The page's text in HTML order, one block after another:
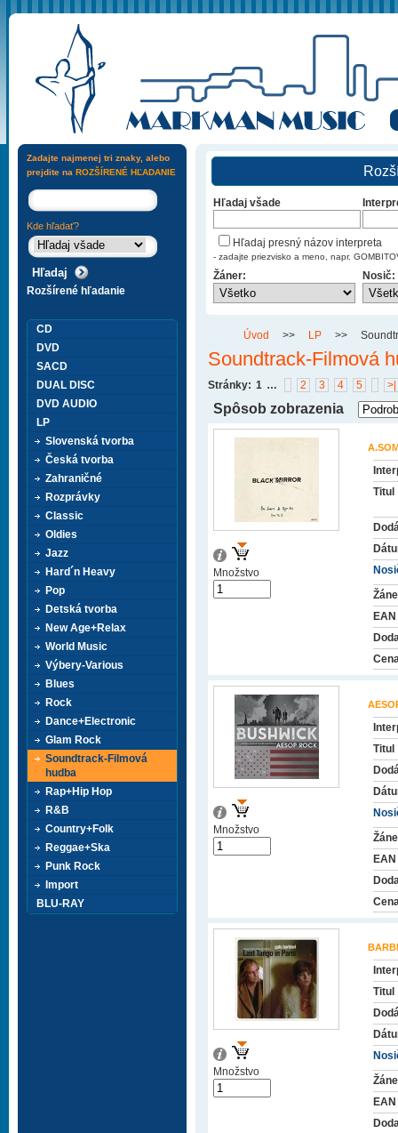
Hľadaj všade
Hľadaj presný názov interpreta
- zadajte priezvisko a meno, napr.
Žáner: Nosič:
Úvod >> LP >>
Soundtrack-Filmová
Stránky: 1 2 3 4 5
… >|
Spôsob zobrazenia
Titul
EAN
Množstvo
Titul
EAN
Množstvo
Titul
EAN
Množstvo
Zadajte najmenej tri znaky, alebo
prejdite na ROZŠÍRENÉ HĽADANIE
Kde hľadať?
Rozšírené hľadanie
CD
DVD
SACD
DUAL DISC
DVD AUDIO
LP
Slovenská tvorba
Česká tvorba
Zahraničné
Rozprávky
Classic
Oldies
Jazz
Hard´n Heavy
Pop
Detská tvorba
New Age+Relax
World Music
Výbery-Various
Blues
Rock
Dance+Electronic
Glam Rock
Soundtrack-Filmová
hudba
Rap+Hip Hop
R&B
Country+Folk
Reggae+Ska
Punk Rock
Import
BLU-RAY